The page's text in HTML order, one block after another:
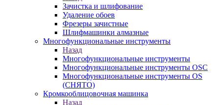
Зачистка и шлифование
Удаление обоев
Фрезеры зачистные
Шлифмашинки алмазные
Многофункциональные инструменты
Назад
Многофункциональные инструменты
Многофункциональные инструменты OSC
Многофункциональные инструменты OS
(СНЯТО)
Кромкооблицовочная машинка
Назад